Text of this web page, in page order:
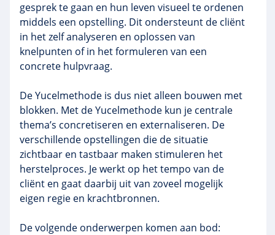
gesprek te gaan en hun leven visueel te ordenen
middels een opstelling. Dit ondersteunt de cliënt
in het zelf analyseren en oplossen van
knelpunten of in het formuleren van een
concrete hulpvraag.
De Yucelmethode is dus niet alleen bouwen met
blokken. Met de Yucelmethode kun je centrale
thema’s concretiseren en externaliseren. De
verschillende opstellingen die de situatie
zichtbaar en tastbaar maken stimuleren het
herstelproces. Je werkt op het tempo van de
cliënt en gaat daarbij uit van zoveel mogelijk
eigen regie en krachtbronnen.
De volgende onderwerpen komen aan bod: